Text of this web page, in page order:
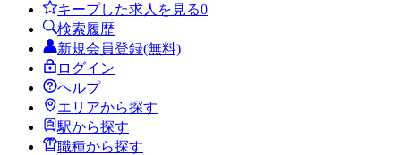
キープした求人を見る0
検索履歴
新規会員登録(無料)
ログイン
ヘルプ
エリアから探す
駅から探す
職種から探す